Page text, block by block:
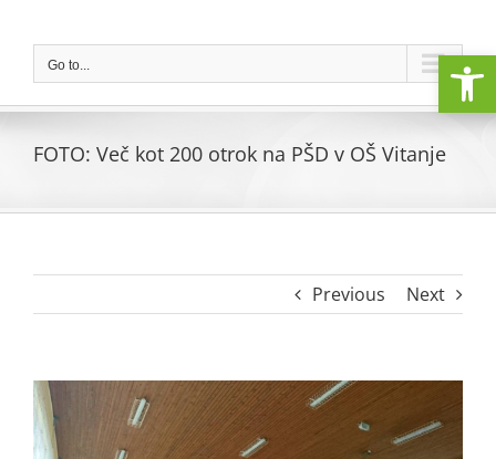
contentGo to...
FOTO: Več kot 200 otrok na PŠD v OŠ Vitanje
Previous Next
View
Larger
Image